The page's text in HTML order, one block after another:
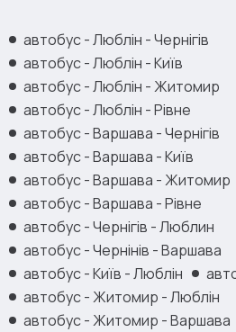
автобус - Люблін - Чернігів
автобус - Люблін - Київ
автобус - Люблін - Житомир
автобус - Люблін - Рівне
автобус - Варшава - Чернігів
автобус - Варшава - Київ
автобус - Варшава - Житомир
автобус - Варшава - Рівне
автобус - Чернігів - Люблин
автобус - Чернінів - Варшава
автобус - Київ - Люблін
автобус - Житомир - Люблін
автобус - Житомир - Варшава